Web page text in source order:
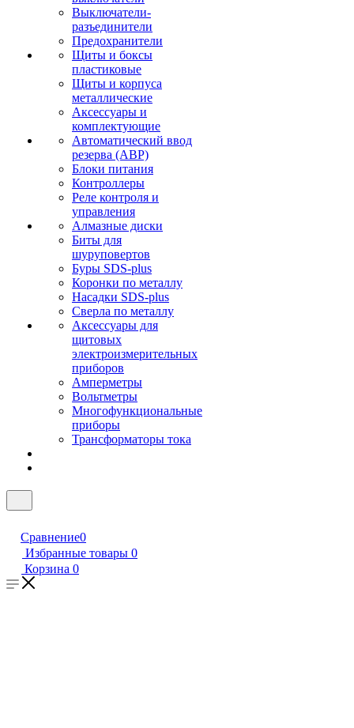
Выключатели-
разъединители
Предохранители
Щиты и боксы
пластиковые
Щиты и корпуса
металлические
Аксессуары и
комплектующие
Автоматический ввод
резерва (АВР)
Блоки питания
Контроллеры
Реле контроля и
управления
Алмазные диски
Биты для
шуруповертов
Буры SDS-plus
Коронки по металлу
Насадки SDS-plus
Сверла по металлу
Аксессуары для
щитовых
электроизмерительных
приборов
Амперметры
Вольтметры
Многофункциональные
приборы
Трансформаторы тока
Сравнение0
Избранные товары 0
Корзина 0